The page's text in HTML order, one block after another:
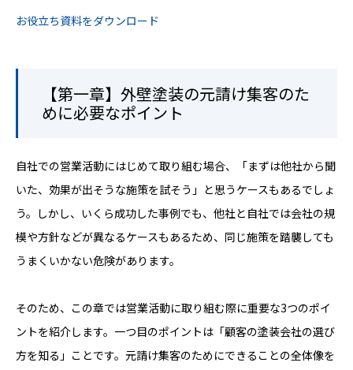
お役立ち資料をダウンロード
【第一章】外壁塗装の元請け集客のた
めに必要なポイント
自社での営業活動にはじめて取り組む場合、「まずは他社から聞
いた、効果が出そうな施策を試そう」と思うケースもあるでしょ
う。しかし、いくら成功した事例でも、他社と自社では会社の規
模や方針などが異なるケースもあるため、同じ施策を踏襲しても
うまくいかない危険があります。
そのため、この章では営業活動に取り組む際に重要な3つのポイ
ントを紹介します。一つ目のポイントは「顧客の塗装会社の選び
方を知る」ことです。元請け集客のためにできることの全体像を